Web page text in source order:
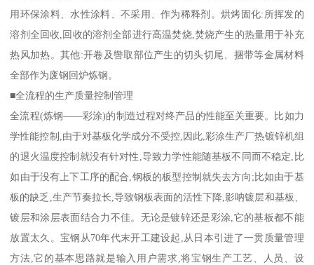
用环保涂料、水性涂料、不采用、作为稀释剂。烘烤固化:所挥发的
溶剂全回收,回收的溶剂全部进行高温焚烧,焚烧产生的热量用于补充
热风加热。其他:开卷及辔取部位产生的切头切尾、捆带等金属材料
全部作为废钢回炉炼钢。
■全流程的生产质量控制管理
全流程(炼钢——彩涂)的制造过程对终产品的性能至关重要。比如力
学性能控制,由于对基板化学成分不受控,因此,彩涂生产厂热镀锌机组
的退火温度控制就没有针对性,导致力学性能随基板不同而不稳定,比
如由于没有上下工序的配合,钢板的板型控制就失去方向;比如由于基
板的缺乏,生产节奏拉长,导致钢板表面的活性下降,影呐镀层和基板、
镀层和涂层表面结合力不佳。无论是镀锌还是彩涂,它的基板都不能
放置太久。宝钢从70年代末开工建设起,从日本引进了一贯质量管理
方法,它的基本思路就是输入用户需求,将宝钢生产工艺、人员、设